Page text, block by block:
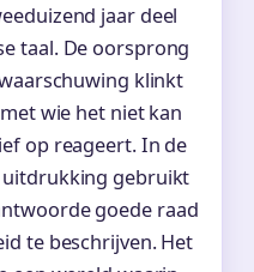
jaar deel
taal. De oorsprong
klinkt
wie het niet kan
op reageert. In de
uitdrukking gebruikt
goede raad
te beschrijven. Het